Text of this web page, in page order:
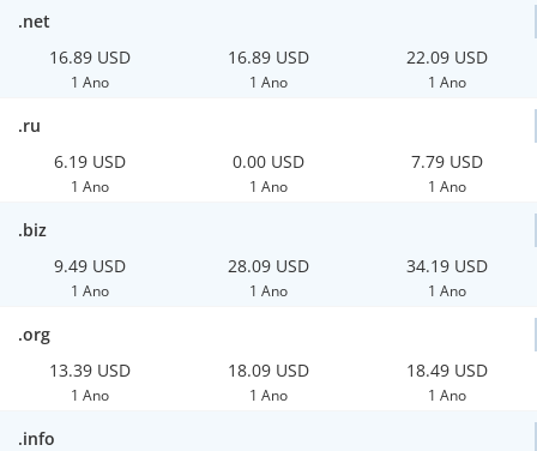
.net
16.89 USD
1 Ano
16.89 USD
1 Ano
22.09 USD
1 Ano
.ru
6.19 USD
1 Ano
0.00 USD
1 Ano
7.79 USD
1 Ano
.biz
9.49 USD
1 Ano
28.09 USD
1 Ano
34.19 USD
1 Ano
.org
13.39 USD
1 Ano
18.09 USD
1 Ano
18.49 USD
1 Ano
.info